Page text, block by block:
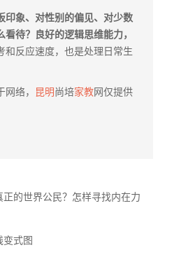
印象、对性别的偏见、对少数
待？良好的逻辑思维能力，
和反应速度，也是处理日常生
络， 昆明 尚培家教网仅提供
正的世界公民？怎样寻找内在力
变式图